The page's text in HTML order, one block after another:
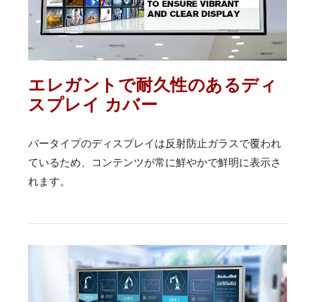
エレガントで耐久性のあるディ
スプレイ カバー
バータイプのディスプレイは反射防止ガラスで覆われ
ているため、コンテンツが常に鮮やかで鮮明に表示さ
れます。